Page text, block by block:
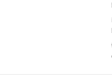
và không bị rối khi đặt trong
hàng khác nhau, từ người trẻ
theo phong
phụ kiện trang trí khác. Nhờ đó,